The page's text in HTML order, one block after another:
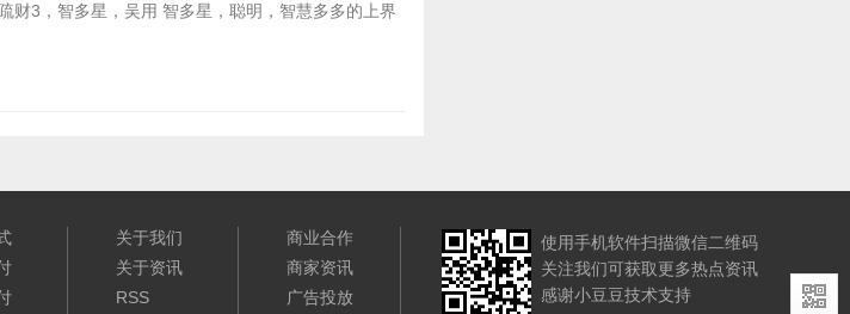
财3，智多星，吴用 智多星，聪明，智慧多多的上界
关于我们
关于资讯
RSS
商业合作
商家资讯
广告投放
使用手机软件扫描微信二维码
关注我们可获取更多热点资讯
感谢小豆豆技术支持